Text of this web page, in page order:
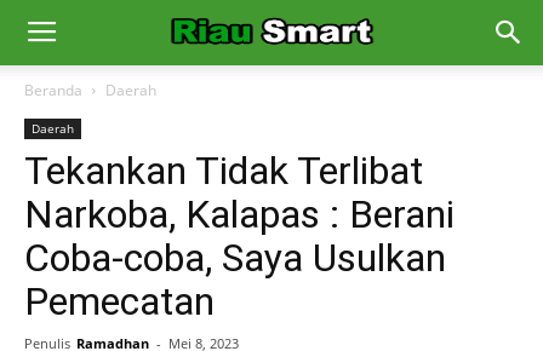
Beranda Daerah
Daerah
Tekankan Tidak Terlibat
Narkoba, Kalapas : Berani
Coba-coba, Saya Usulkan
Pemecatan
Penulis Ramadhan - Mei 8, 2023